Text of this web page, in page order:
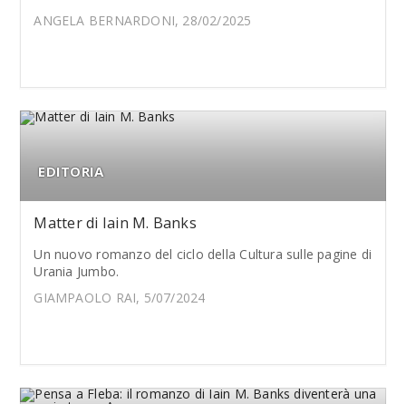
ANGELA BERNARDONI, 28/02/2025
EDITORIA
Matter di Iain M. Banks
Un nuovo romanzo del ciclo della Cultura sulle pagine di
Urania Jumbo.
GIAMPAOLO RAI, 5/07/2024